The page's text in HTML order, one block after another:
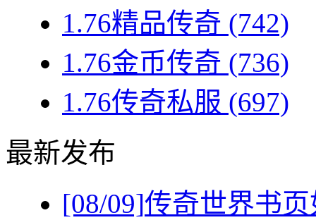
1.76精品传奇 (742)
1.76金币传奇 (736)
1.76传奇私服 (697)
最新发布
[08/09]传奇世界书